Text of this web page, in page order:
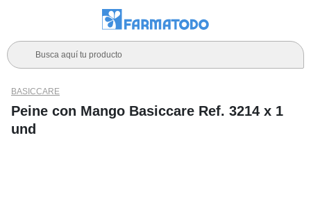
Busca aquí tu producto
BASICCARE
Peine con Mango Basiccare Ref. 3214 x 1
und